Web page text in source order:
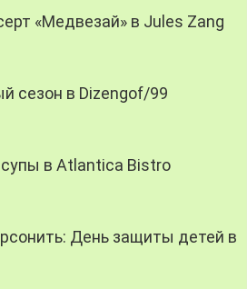
«Медвезай» в Jules Zang
сезон в Dizengof/99
в Atlantica Bistro
День защиты детей в